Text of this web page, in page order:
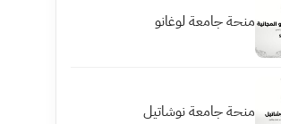
منحة جامعة لوغانو
منحة جامعة نوشاتيل